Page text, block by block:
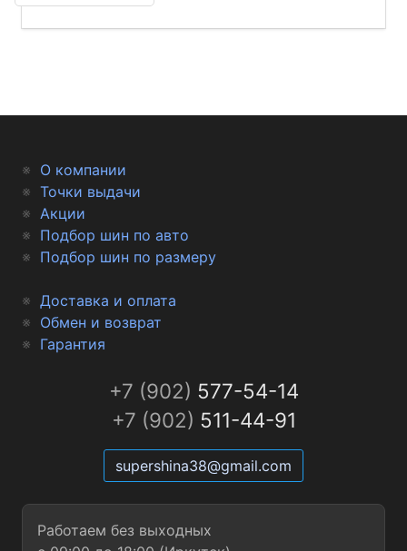
О компании
Точки выдачи
Акции
Подбор шин по авто
Подбор шин по размеру
Доставка и оплата
Обмен и возврат
Гарантия
+7 (902) 577-54-14
+7 (902) 511-44-91
supershina38@gmail.com
Работаем без выходных